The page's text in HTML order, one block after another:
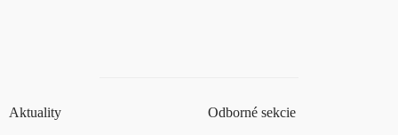
Aktuality Odborné sekcie